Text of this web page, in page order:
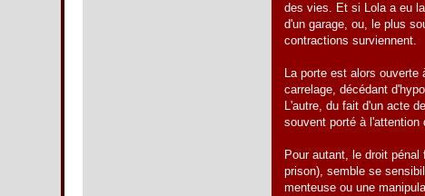
des vies. Et si Lola a eu
d'un garage, ou, le plus
contractions surviennent.
La porte est alors
carrelage, décédant
L'autre, du fait d'un acte
souvent porté à
Pour autant, le droit
prison), semble se
menteuse ou une